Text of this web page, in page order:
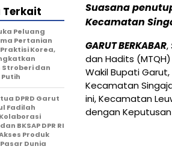
Suasana
Kecamatan
GARUT BERKABAR,
dan Hadits
Wakil Bupati
Kecamatan
ini, Kecamatan
dengan Keputusan
Terkait
Peluang
Pertanian
Korea,
Stroberi dan
DPRD Garut
Fadilah
BKSAP DPR RI
Produk
Dunia